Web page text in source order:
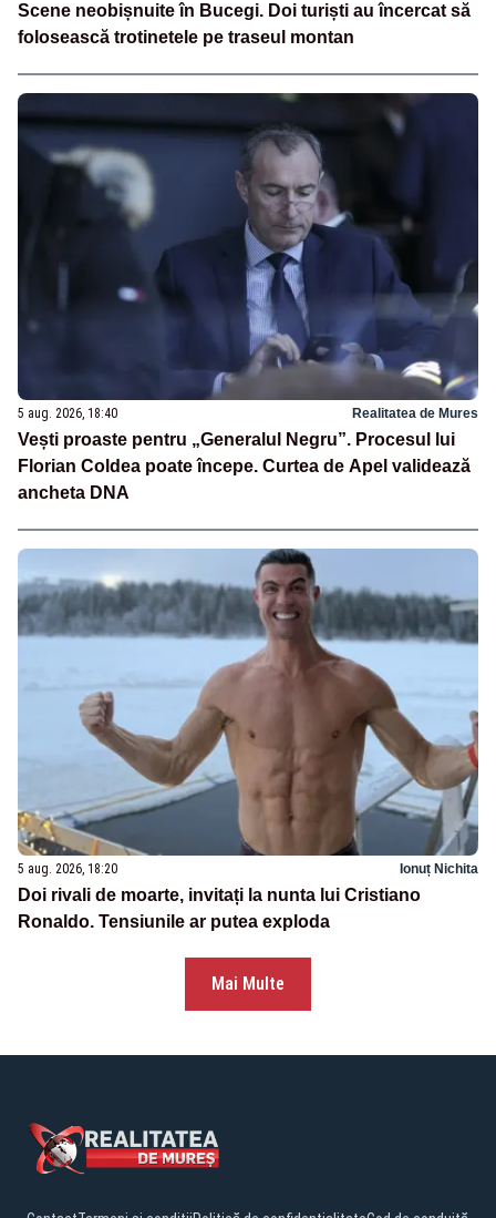
Scene neobișnuite în Bucegi. Doi turiști au încercat să
folosească trotinetele pe traseul montan
5 aug. 2026, 18:40 Realitatea de Mures
Vești proaste pentru „Generalul Negru”. Procesul lui
Florian Coldea poate începe. Curtea de Apel validează
ancheta DNA
5 aug. 2026, 18:20 Ionuț Nichita
Doi rivali de moarte, invitați la nunta lui Cristiano
Ronaldo. Tensiunile ar putea exploda
Mai Multe